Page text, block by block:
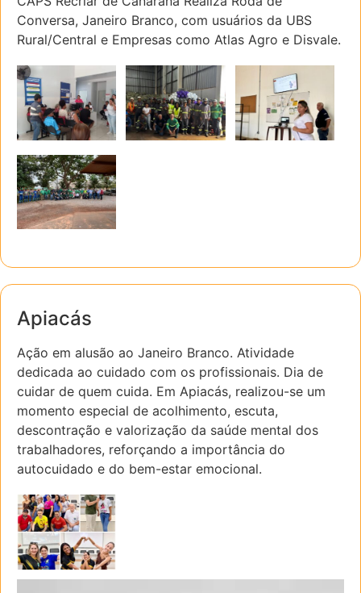
Conversa, Janeiro Branco, com usuários da UBS
Rural/Central e Empresas como Atlas Agro e Disvale.
Apiacás
Ação em alusão ao Janeiro Branco. Atividade
dedicada ao cuidado com os profissionais. Dia de
cuidar de quem cuida. Em Apiacás, realizou-se um
momento especial de acolhimento, escuta,
descontração e valorização da saúde mental dos
trabalhadores, reforçando a importância do
autocuidado e do bem-estar emocional.